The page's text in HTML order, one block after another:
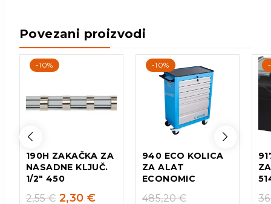
Povezani proizvodi
-10%
190H ZAKAČKA ZA
NASADNE KLJUČ.
1/2″ 450
2,55€ 2,30 €
-10%
940 ECO KOLICA
ZA ALAT
ECONOMIC
485,20€